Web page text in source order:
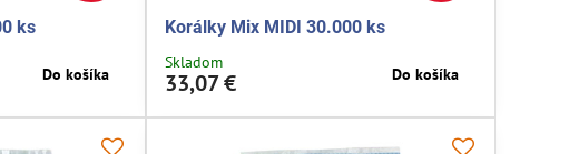
ks
Do košíka
Korálky Mix MIDI 30.000 ks
Skladom
33,07 € Do košíka